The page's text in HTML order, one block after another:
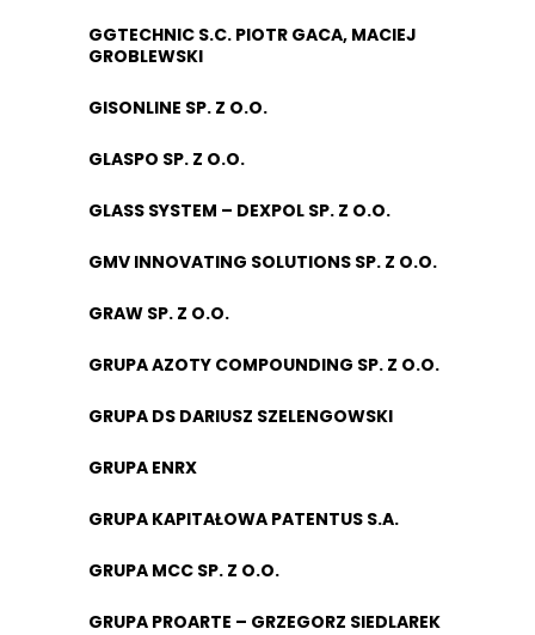
GGTECHNIC S.C. PIOTR GACA, MACIEJ
GROBLEWSKI
GISONLINE SP. Z O.O.
GLASPO SP. Z O.O.
GLASS SYSTEM – DEXPOL SP. Z O.O.
GMV INNOVATING SOLUTIONS SP. Z O.O.
GRAW SP. Z O.O.
GRUPA AZOTY COMPOUNDING SP. Z O.O.
GRUPA DS DARIUSZ SZELENGOWSKI
GRUPA ENRX
GRUPA KAPITAŁOWA PATENTUS S.A.
GRUPA MCC SP. Z O.O.
GRUPA PROARTE – GRZEGORZ SIEDLAREK